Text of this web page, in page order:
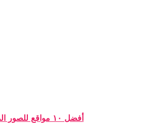
أفضل ١٠ مواقع للصور المجانية برخصة تجارية